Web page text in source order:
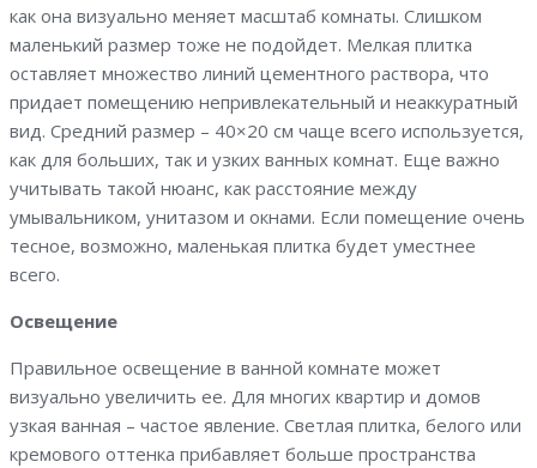
как она визуально меняет масштаб комнаты. Слишком
маленький размер тоже не подойдет. Мелкая плитка
оставляет множество линий цементного раствора, что
придает помещению непривлекательный и неаккуратный
вид. Средний размер – 40×20 см чаще всего используется,
как для больших, так и узких ванных комнат. Еще важно
учитывать такой нюанс, как расстояние между
умывальником, унитазом и окнами. Если помещение очень
тесное, возможно, маленькая плитка будет уместнее
всего.
Освещение
Правильное освещение в ванной комнате может
визуально увеличить ее. Для многих квартир и домов
узкая ванная – частое явление. Светлая плитка, белого или
кремового оттенка прибавляет больше пространства